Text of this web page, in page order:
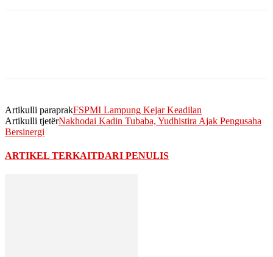
Artikulli paraprakFSPMI Lampung Kejar Keadilan
Artikulli tjetërNakhodai Kadin Tubaba, Yudhistira Ajak Pengusaha
Bersinergi
ARTIKEL TERKAITDARI PENULIS